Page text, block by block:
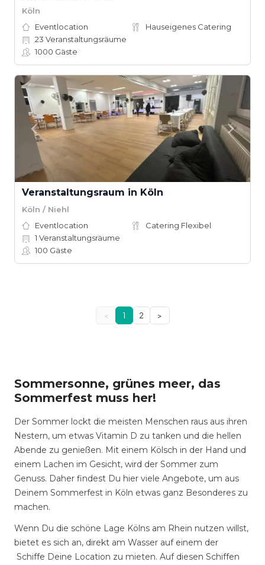
Köln
Eventlocation
Hauseigenes Catering
23 Veranstaltungsräume
1000 Gäste
Veranstaltungsraum in Köln
Köln / Niehl
Eventlocation
Catering Flexibel
1 Veranstaltungsräume
100 Gäste
< 1 2 >
Sommersonne, grünes meer, das
Sommerfest muss her!
Der Sommer lockt die meisten Menschen raus aus ihren
Nestern, um etwas Vitamin D zu tanken und die hellen
Abende zu genießen. Mit einem Kölsch in der Hand und
einem Lachen im Gesicht, wird der Sommer zum
Genuss. Daher findest Du hier viele Angebote, um aus
Deinem Sommerfest in Köln etwas ganz Besonderes zu
machen.
Wenn Du die schöne Lage Kölns am Rhein nutzen willst,
bietet es sich an, direkt am Wasser auf einem der
Schiffe Deine Location zu mieten. Auf diesen Schiffen